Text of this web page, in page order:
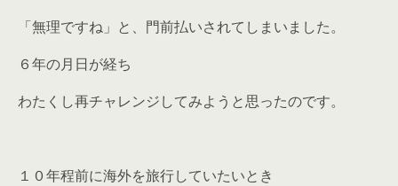
「無理ですね」と、門前払いされてしまいました。
６年の月日が経ち
わたくし再チャレンジしてみようと思ったのです。
１０年程前に海外を旅行していたいとき